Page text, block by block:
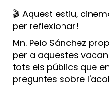
🎬 Aquest estiu,
per reflexionar!
Mn. Peio Sánchez
per a aquestes
tots els públics que
preguntes sobre